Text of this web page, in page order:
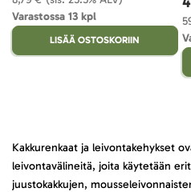
Varastossa 13 kpl
LISÄÄ OSTOSKORIIN
Kakkurenkaat ja leivontakehykset
leivontavälineitä, joita käytetään
juustokakkujen,